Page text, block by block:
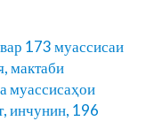
173 муассисаи
мактаби
муассисаҳои
инчунин, 196